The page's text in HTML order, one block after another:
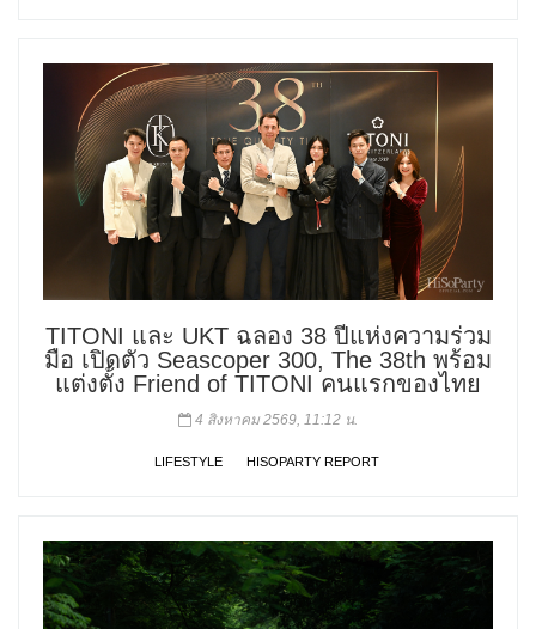
TITONI และ UKT ฉลอง 38 ปีแห่งความร่วม
มือ เปิดตัว Seascoper 300, The 38th พร้อม
แต่งตั้ง Friend of TITONI คนแรกของไทย
4 สิงหาคม 2569, 11:12 น.
LIFESTYLE HISOPARTY REPORT